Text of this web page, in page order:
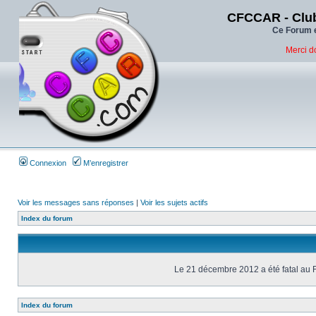
CFCCAR -
Ce Forum
Merci
Connexion M’enregistrer
Voir les messages sans réponses | Voir les sujets actifs
Index du forum
Le 21 décembre 2012 a été fatal au
Index du forum